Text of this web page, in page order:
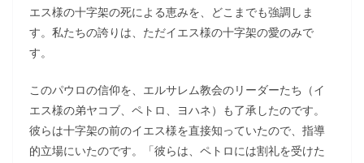
エス様の十字架の死による恵みを、どこまでも強調しま
す。私たちの誇りは、ただイエス様の十字架の愛のみで
す。
このパウロの信仰を、エルサレム教会のリーダーたち（イ
エス様の弟ヤコブ、ペトロ、ヨハネ）も了承したのです。
彼らは十字架の前のイエス様を直接知っていたので、指導
的立場にいたのです。「彼らは、ペトロには割礼を受けた